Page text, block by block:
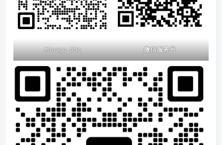
#image_title 微信服务号